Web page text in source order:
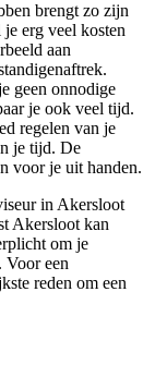
brengt zo zijn
erg veel kosten
aan
geen onnodige
je ook veel tijd.
regelen van je
je tijd. De
voor je uit handen.
in Akersloot
Akersloot kan
om je
Voor een
reden om een